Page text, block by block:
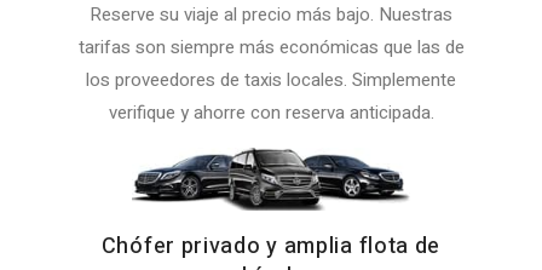
Reserve su viaje al precio más bajo. Nuestras
tarifas son siempre más económicas que las de
los proveedores de taxis locales. Simplemente
verifique y ahorre con reserva anticipada.
Chófer privado y amplia flota de